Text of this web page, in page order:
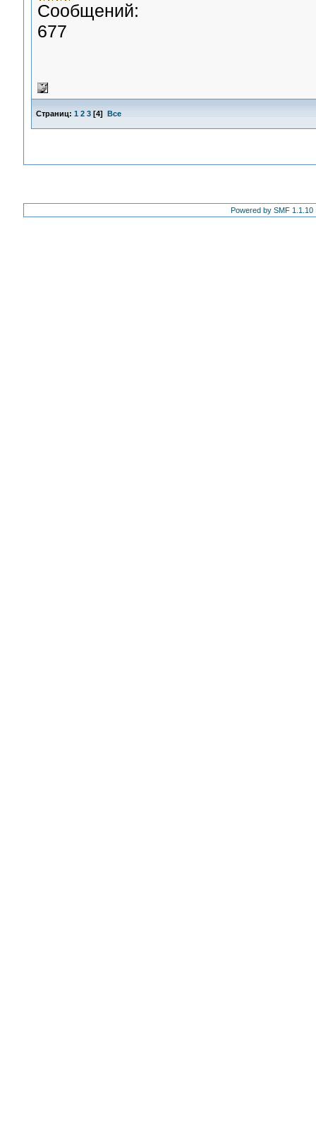
Сообщений:
677
Страниц: 1 2 3[4] Все
Powered by SMF 1.1.10